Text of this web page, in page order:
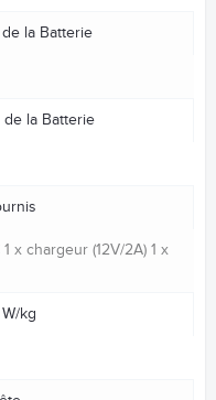
la Batterie
de la Batterie
x chargeur (12V/2A) 1 x
kg